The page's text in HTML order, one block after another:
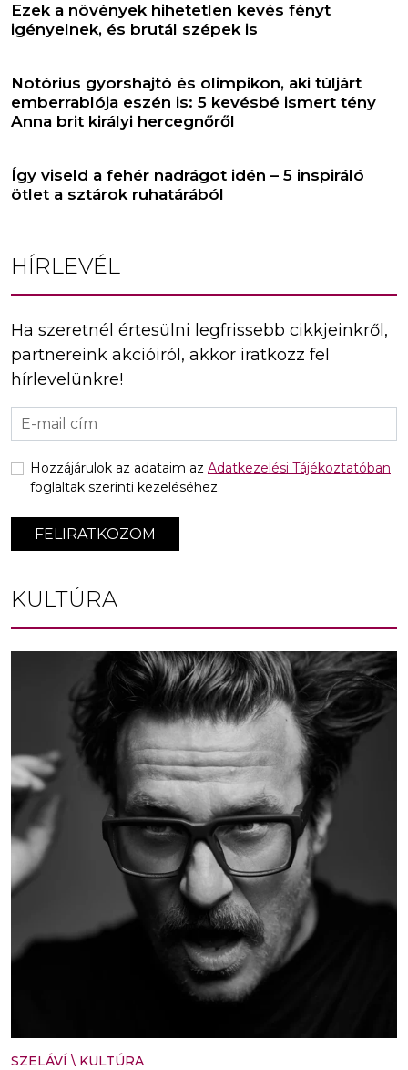
Ezek a növények hihetetlen kevés fényt
igényelnek, és brutál szépek is
Notórius gyorshajtó és olimpikon, aki túljárt
emberrablója eszén is: 5 kevésbé ismert tény
Anna brit királyi hercegnőről
Így viseld a fehér nadrágot idén – 5 inspiráló
ötlet a sztárok ruhatárából
HÍRLEVÉL
Ha szeretnél értesülni legfrissebb cikkjeinkről,
partnereink akcióiról, akkor iratkozz fel
hírlevelünkre!
FELIRATKOZOM
Hozzájárulok az adataim az Adatkezelési Tájékoztatóban
foglaltak szerinti kezeléséhez.
KULTÚRA
SZELÁVÍ \ KULTÚRA